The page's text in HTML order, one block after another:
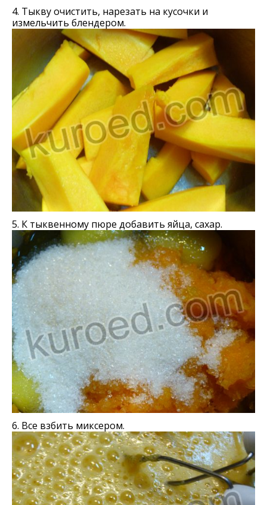
4. Тыкву очистить, нарезать на кусочки и
измельчить блендером.
5. К тыквенному пюре добавить яйца, сахар.
6. Все взбить миксером.